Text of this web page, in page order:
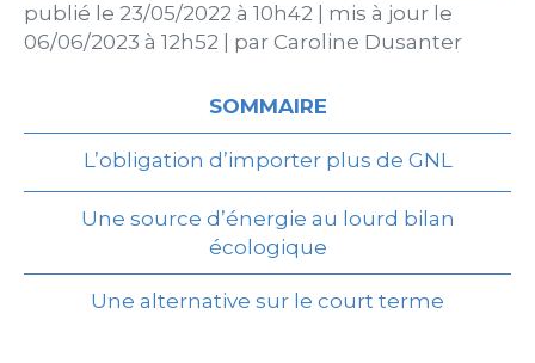
publié le 23/05/2022 à 10h42
mis à jour le
06/06/2023 à 12h52
par Caroline Dusanter
SOMMAIRE
L’obligation d’importer plus de GNL
Une source d’énergie au lourd bilan
écologique
Une alternative sur le court terme